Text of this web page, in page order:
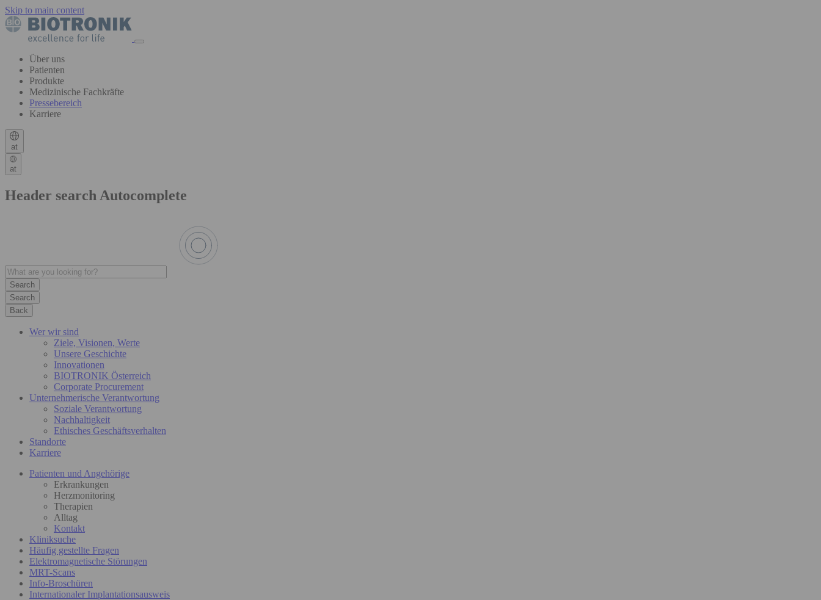
Skip to main content
Über uns
Patienten
Produkte
Medizinische Fachkräfte
Pressebereich
Karriere
at
at
Header search Autocomplete
Search
Back
Wer wir sind
Ziele, Visionen, Werte
Unsere Geschichte
Innovationen
BIOTRONIK Österreich
Corporate Procurement
Unternehmerische Verantwortung
Soziale Verantwortung
Nachhaltigkeit
Ethisches Geschäftsverhalten
Standorte
Karriere
Patienten und Angehörige
Erkrankungen
Herzmonitoring
Therapien
Alltag
Kontakt
Kliniksuche
Häufig gestellte Fragen
Elektromagnetische Störungen
MRT-Scans
Info-Broschüren
Internationaler Implantationsausweis